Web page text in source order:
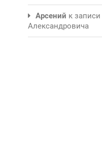
Арсений к записи
Александровича